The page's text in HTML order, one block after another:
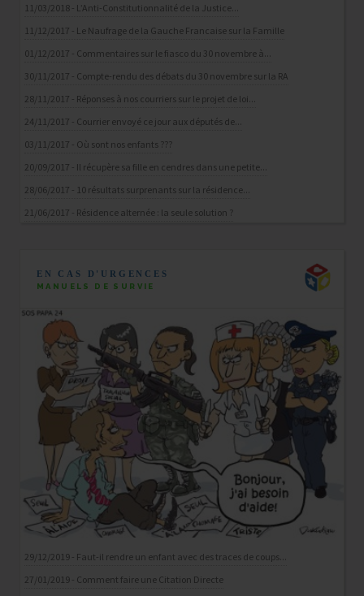
11/03/2018 - L’Anti-Constitutionnalité de la Justice...
11/12/2017 - Le Naufrage de la Gauche Francaise sur la Famille
01/12/2017 - Commentaires sur le fiasco du 30 novembre à...
30/11/2017 - Compte-rendu des débats du 30 novembre sur la RA
28/11/2017 - Réponses à nos courriers sur le projet de loi...
24/11/2017 - Courrier envoyé ce jour aux députés de...
03/11/2017 - Où sont nos enfants ???
20/09/2017 - Il récupère sa fille en cendres dans une petite...
28/06/2017 - 10 résultats surprenants sur la résidence...
21/06/2017 - Résidence alternée : la seule solution ?
EN CAS D'URGENCES
MANUELS DE SURVIE
29/12/2019 - Faut-il rendre un enfant avec des traces de coups...
27/01/2019 - Comment faire une Citation Directe